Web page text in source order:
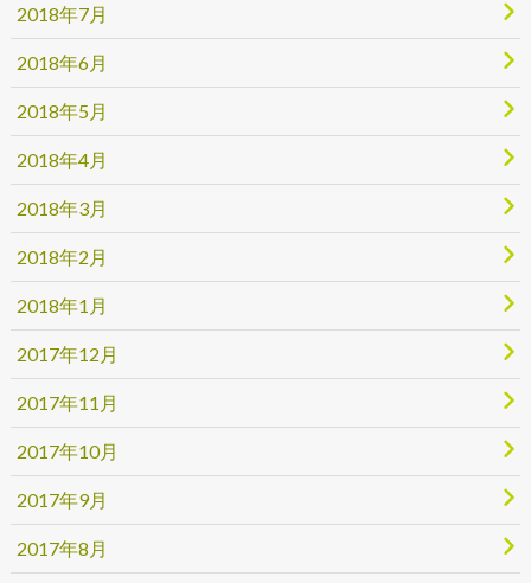
2018年7月
2018年6月
2018年5月
2018年4月
2018年3月
2018年2月
2018年1月
2017年12月
2017年11月
2017年10月
2017年9月
2017年8月